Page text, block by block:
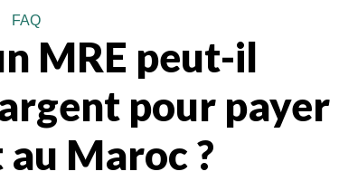
FAQ
MRE peut-il
pour payer
Maroc ?